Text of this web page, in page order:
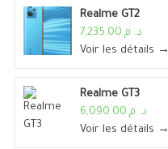
Realme GT2
د. م.7,235.00
Voir les détails →
Realme GT3
د. م.6,090.00
Voir les détails →